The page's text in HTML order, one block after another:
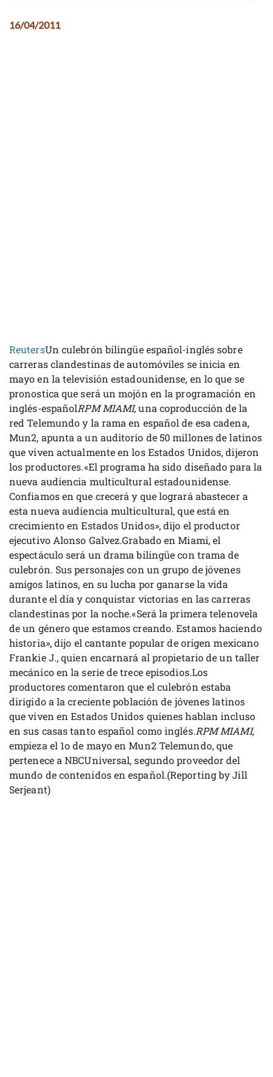
16/04/2011
ReutersUn culebrón bilingüe español-inglés sobre
carreras clandestinas de automóviles se inicia en
mayo en la televisión estadounidense, en lo que se
pronostica que será un mojón en la programación en
inglés-españolRPM MIAMI,una coproducción de la
red Telemundo y la rama en español de esa cadena,
Mun2, apunta a un auditorio de 50 millones de latinos
que viven actualmente en los Estados Unidos, dijeron
los productores.«El programa ha sido diseñado para la
nueva audiencia multicultural estadounidense.
Confiamos en que crecerá y que logrará abastecer a
esta nueva audiencia multicultural, que está en
crecimiento en Estados Unidos», dijo el productor
ejecutivo Alonso Galvez.Grabado en Miami, el
espectáculo será un drama bilingüe con trama de
culebrón. Sus personajes con un grupo de jóvenes
amigos latinos, en su lucha por ganarse la vida
durante el día y conquistar victorias en las carreras
clandestinas por la noche.«Será la primera telenovela
de un género que estamos creando. Estamos haciendo
historia», dijo el cantante popular de origen mexicano
Frankie J., quien encarnará al propietario de un taller
mecánico en la serie de trece episodios.Los
productores comentaron que el culebrón estaba
dirigido a la creciente población de jóvenes latinos
que viven en Estados Unidos quienes hablan incluso
en sus casas tanto español como inglés.RPM MIAMI,
empieza el 1o de mayo en Mun2 Telemundo, que
pertenece a NBCUniversal, segundo proveedor del
mundo de contenidos en español.(Reporting by Jill
Serjeant)